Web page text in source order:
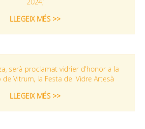
LLEGEIX MÉS >>
serà proclamat vidrier d'honor a la
Vitrum, la Festa del Vidre Artesà
LLEGEIX MÉS >>